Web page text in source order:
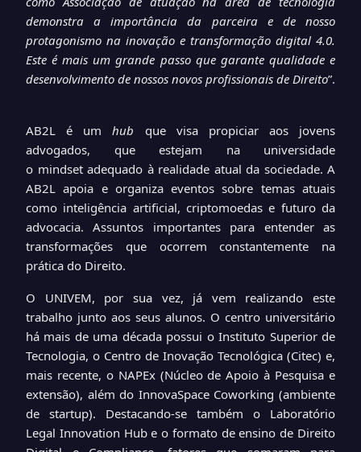
demonstra a importância da parceira e de nosso
protagonismo na inovação e transformação digital 4.0.
Este é mais um grande passo que garante qualidade e
desenvolvimento de nossos novos profissionais de Direito”.
AB2L é umhub que visa propiciar aos jovens
advogados, que estejam na universidade
o mindset adequado à realidade atual da sociedade. A
AB2L apoia e organiza eventos sobre temas atuais
como inteligência artificial, criptomoedas e futuro da
advocacia. Assuntos importantes para entender as
transformações que ocorrem constantemente na
prática do Direito.
O UNIVEM, por sua vez, já vem realizando este
trabalho junto aos seus alunos. O centro universitário
há mais de uma década possui o Instituto Superior de
Tecnologia, o Centro de Inovação Tecnológica (Citec) e,
mais recente, o NAPEx (Núcleo de Apoio à Pesquisa e
extensão), além do InnovaSpace Coworking (ambiente
de startup). Destacando-se também o Laboratório
Legal Innovation Hub e o formato de ensino de Direito